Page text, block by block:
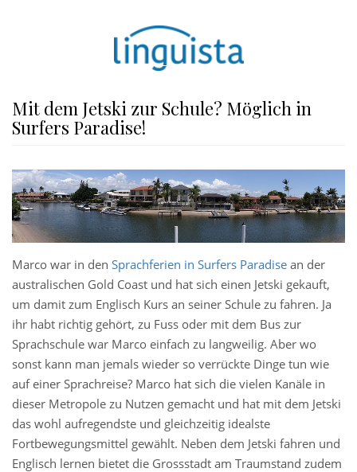
Mit dem Jetski zur Schule? Möglich in
Surfers Paradise!
Marco war in den Sprachferien in Surfers Paradise an der
australischen Gold Coast und hat sich einen Jetski gekauft,
um damit zum Englisch Kurs an seiner Schule zu fahren. Ja
ihr habt richtig gehört, zu Fuss oder mit dem Bus zur
Sprachschule war Marco einfach zu langweilig. Aber wo
sonst kann man jemals wieder so verrückte Dinge tun wie
auf einer Sprachreise? Marco hat sich die vielen Kanäle in
dieser Metropole zu Nutzen gemacht und hat mit dem Jetski
das wohl aufregendste und gleichzeitig idealste
Fortbewegungsmittel gewählt. Neben dem Jetski fahren und
Englisch lernen bietet die Grossstadt am Traumstand zudem